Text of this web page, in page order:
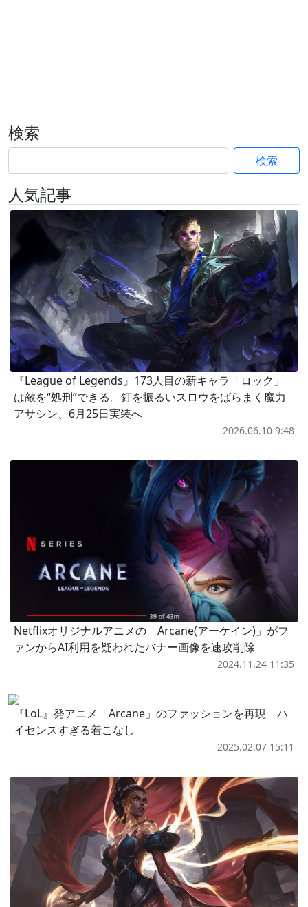
検索
検索
人気記事
『League of Legends』173人目の新キャラ「ロック」
は敵を“処刑”できる。釘を振るいスロウをばらまく魔力
アサシン、6月25日実装へ
2026.06.10 9:48
Netflixオリジナルアニメの「Arcane(アーケイン)」がフ
ァンからAI利用を疑われたバナー画像を速攻削除
2024.11.24 11:35
『LoL』発アニメ「Arcane」のファッションを再現 ハ
イセンスすぎる着こなし
2025.02.07 15:11